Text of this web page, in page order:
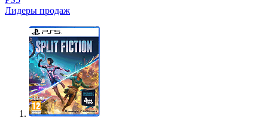
Лидеры продаж